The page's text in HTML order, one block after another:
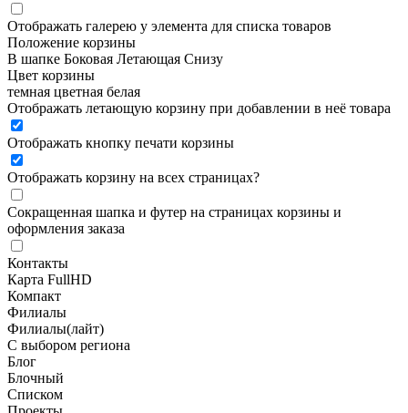
Отображать галерею у элемента для списка товаров
Положение корзины
В шапке Боковая Летающая Снизу
Цвет корзины
темная цветная белая
Отображать летающую корзину при добавлении в неё товара
Отображать кнопку печати корзины
Отображать корзину на всех страницах?
Сокращенная шапка и футер на страницах корзины и
оформления заказа
Контакты
Карта FullHD
Компакт
Филиалы
Филиалы(лайт)
С выбором региона
Блог
Блочный
Списком